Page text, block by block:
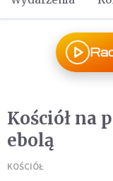
Kościół na
ebolą
KOŚCIÓŁ